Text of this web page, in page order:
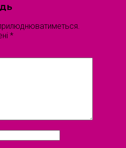
*